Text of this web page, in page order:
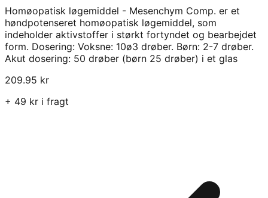
Homøopatisk løgemiddel - Mesenchym Comp. er et
høndpotenseret homøopatisk løgemiddel, som
indeholder aktivstoffer i størkt fortyndet og bearbejdet
form. Dosering: Voksne: 10ø3 drøber. Børn: 2-7 drøber.
Akut dosering: 50 drøber (børn 25 drøber) i et glas
209.95 kr
+ 49 kr i fragt